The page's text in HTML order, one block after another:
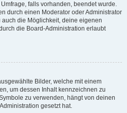
falls vorhanden, beendet wurde.
durch einen Moderator oder Administrator
die Möglichkeit, deine eigenen
die Board-Administration erlaubt
Bilder, welche mit einem
um dessen Inhalt kennzeichnen zu
zu verwenden, hängt von deinen
gesetzt hat.